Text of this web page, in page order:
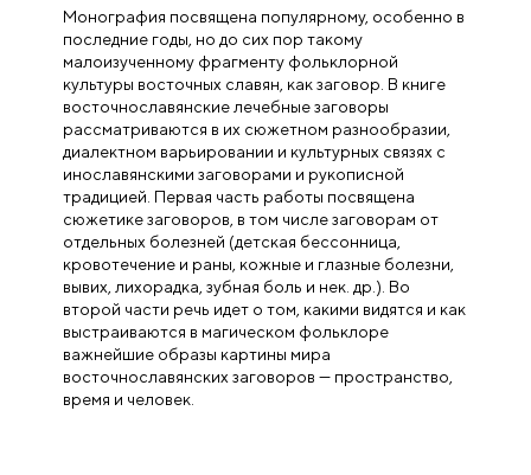
Монография посвящена популярному, особенно в
последние годы, но до сих пор такому
малоизученному фрагменту фольклорной
культуры восточных славян, как заговор. В книге
восточнославянские лечебные заговоры
рассматриваются в их сюжетном разнообразии,
диалектном варьировании и культурных связях с
инославянскими заговорами и рукописной
традицией. Первая часть работы посвящена
сюжетике заговоров, в том числе заговорам от
отдельных болезней (детская бессонница,
кровотечение и раны, кожные и глазные болезни,
вывих, лихорадка, зубная боль и нек. др.). Во
второй части речь идет о том, какими видятся и как
выстраиваются в магическом фольклоре
важнейшие образы картины мира
восточнославянских заговоров — пространство,
время и человек.